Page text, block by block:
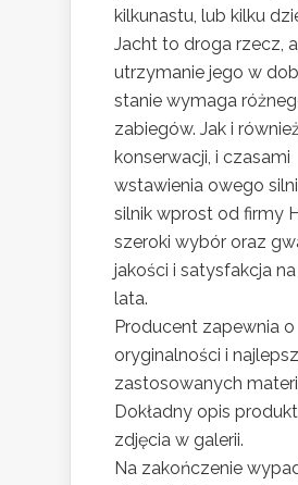
kilkunastu, lub kilku
Jacht to droga rzecz, a
utrzymanie jego w
stanie wymaga
zabiegów. Jak i
konserwacji, i czasami
wstawienia owego
silnik wprost od firmy
szeroki wybór oraz
jakości i satysfakcja na
lata.
Producent zapewnia o
oryginalności i
zastosowanych
Dokładny opis
zdjęcia w galerii.
Na zakończenie